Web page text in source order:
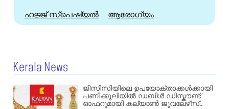
ഹജ്ജ്‌ സ്പെഷ്യൽ ആരോഗ്യം
Kerala News
ജിസിസിയിലെ ഉപയോക്താക്കൾക്കായി
പണിക്കൂലിയിൽ ഡബിൾ ഡിസ്കൗണ്ട്
ഓഫറുമായി കല്യാൺ ജൂവലേഴ്‌സ്..